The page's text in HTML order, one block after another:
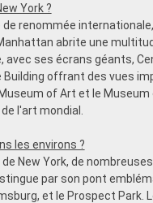
York ?
de renommée
abrite une
avec ses écrans géants,
Building offrant des vues
of Art et le
l'art mondial.
les environs ?
New York, de
par son pont
et le Prospect Park.